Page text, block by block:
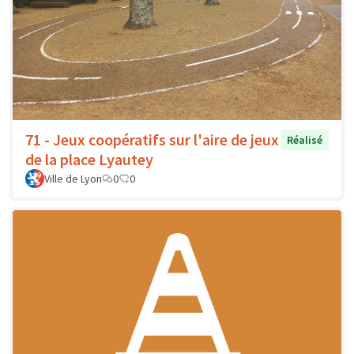
71 - Jeux coopératifs sur l'aire de jeux
de la place Lyautey
Réalisé
Ville de Lyon 0 0